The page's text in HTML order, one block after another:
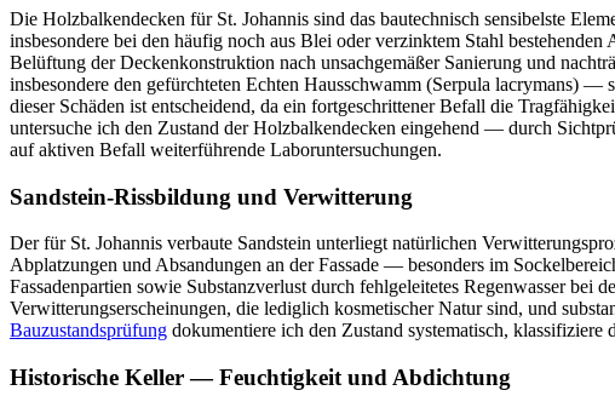
Die Holzbalkendecken für St. Johannis sind das bautechnisch sensibelste
insbesondere bei den häufig noch aus Blei oder verzinktem Stahl
Belüftung der Deckenkonstruktion nach unsachgemäßer Sanierung und
insbesondere den gefürchteten Echten Hausschwamm (Serpula lacrymans)
dieser Schäden ist entscheidend, da ein fortgeschrittener Befall die
untersuche ich den Zustand der Holzbalkendecken eingehend — durch
auf aktiven Befall weiterführende Laboruntersuchungen.
Sandstein-Rissbildung und Verwitterung
Der für St. Johannis verbaute Sandstein unterliegt natürlichen
Abplatzungen und Absandungen an der Fassade — besonders im
Fassadenpartien sowie Substanzverlust durch fehlgeleitetes Regenwasser
Verwitterungserscheinungen, die lediglich kosmetischer Natur sind, und
Bauzustandsprüfung dokumentiere ich den Zustand systematisch,
Historische Keller — Feuchtigkeit und Abdichtung